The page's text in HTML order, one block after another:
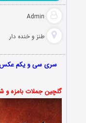
Admin
طنز و خنده دار
گلچین جملات بامزه و